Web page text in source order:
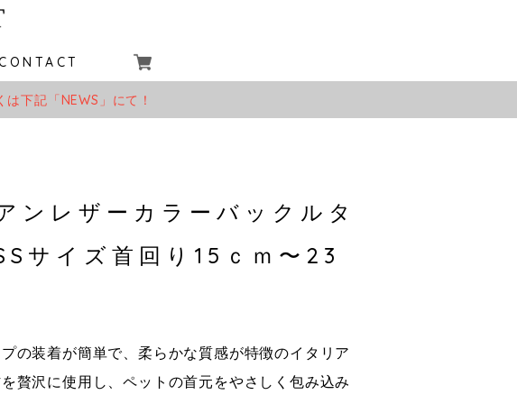
下記「NEWS」にて！
ンレザーカラーバックルタ
サイズ首回り15ｃｍ〜23
の装着が簡単で、柔らかな質感が特徴のイタリア
贅沢に使用し、ペットの首元をやさしく包み込み